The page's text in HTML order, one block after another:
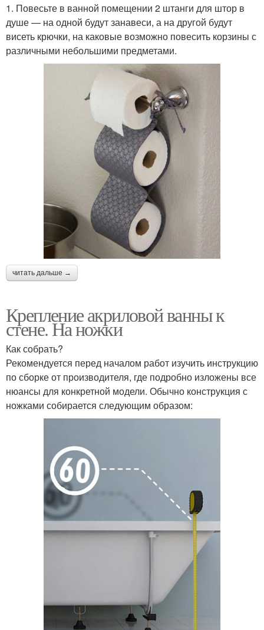
1. Повесьте в ванной помещении 2 штанги для штор в
душе — на одной будут занавеси, а на другой будут
висеть крючки, на каковые возможно повесить корзины с
различными небольшими предметами.
читать дальше →
Крепление акриловой ванны к
стене. На ножки
Как собрать?
Рекомендуется перед началом работ изучить инструкцию
по сборке от производителя, где подробно изложены все
нюансы для конкретной модели. Обычно конструкция с
ножками собирается следующим образом: